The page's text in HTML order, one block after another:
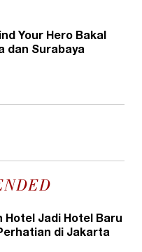
Your Hero Bakal
dan Surabaya
Hotel Jadi Hotel Baru
di Jakarta